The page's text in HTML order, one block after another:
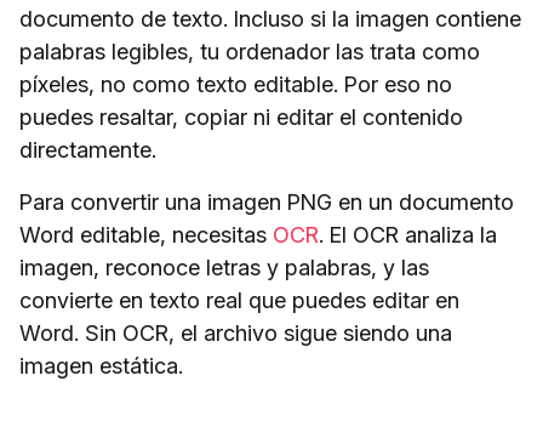
documento de texto. Incluso si la imagen contiene
palabras legibles, tu ordenador las trata como
píxeles, no como texto editable. Por eso no
puedes resaltar, copiar ni editar el contenido
directamente.
Para convertir una imagen PNG en un documento
Word editable, necesitas OCR. El OCR analiza la
imagen, reconoce letras y palabras, y las
convierte en texto real que puedes editar en
Word. Sin OCR, el archivo sigue siendo una
imagen estática.